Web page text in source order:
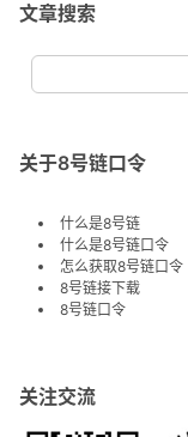
文章搜索
关于8号链口令
什么是8号链
什么是8号链口令
怎么获取8号链口令
8号链接下载
8号链口令
关注交流